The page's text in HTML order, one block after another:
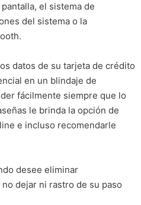
el sistema de
del sistema o la
datos de su tarjeta de crédito
en un blindaje de
fácilmente siempre que lo
le brinda la opción de
e incluso recomendarle
desee eliminar
dejar ni rastro de su paso